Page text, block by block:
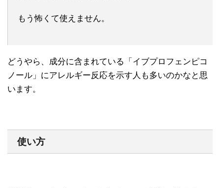
もう怖くて使えません。
どうやら、成分に含まれている「イブプロフェンピコ
ノール」にアレルギー反応を示す人も多いのかなと思
います。
使い方